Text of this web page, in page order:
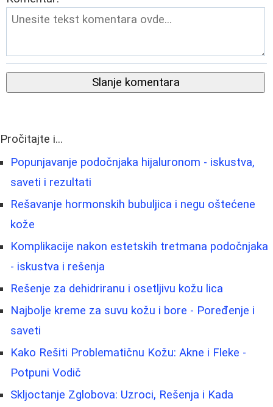
Slanje komentara
Pročitajte i...
Popunjavanje podočnjaka hijaluronom - iskustva,
saveti i rezultati
Rešavanje hormonskih bubuljica i negu oštećene
kože
Komplikacije nakon estetskih tretmana podočnjaka
- iskustva i rešenja
Rešenje za dehidriranu i osetljivu kožu lica
Najbolje kreme za suvu kožu i bore - Poređenje i
saveti
Kako Rešiti Problematičnu Kožu: Akne i Fleke -
Potpuni Vodič
Skljoctanje Zglobova: Uzroci, Rešenja i Kada